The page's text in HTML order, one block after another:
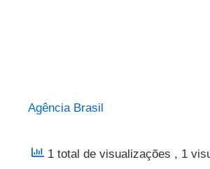
Agência Brasil
1 total de visualizações , 1